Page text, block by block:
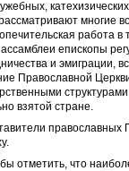
многие
работа
епископы
и эмиграции,
Православной
взятой стране.
православных
отметить, что